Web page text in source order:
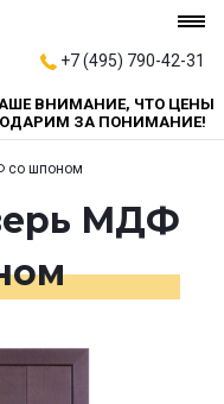
+7 (495) 790-42-31
ВНИМАНИЕ, ЧТО ЦЕНЫ
ЗА ПОНИМАНИЕ!
со шпоном
МДФ